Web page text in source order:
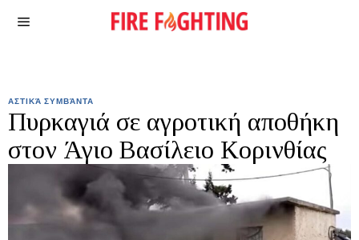
ΑΣΤΙΚΆ ΣΥΜΒΆΝΤΑ
Πυρκαγιά σε αγροτική αποθήκη
στον Άγιο Βασίλειο Κορινθίας